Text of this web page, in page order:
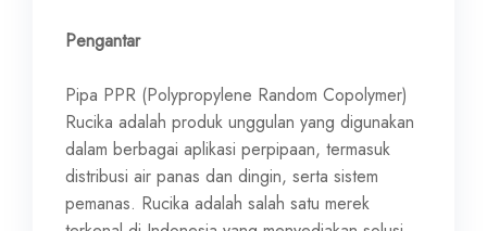
Pengantar
Pipa PPR (Polypropylene Random Copolymer)
Rucika adalah produk unggulan yang digunakan
dalam berbagai aplikasi perpipaan, termasuk
distribusi air panas dan dingin, serta sistem
pemanas. Rucika adalah salah satu merek